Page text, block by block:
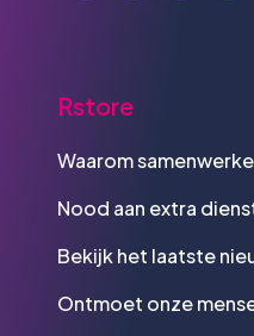
Rstore
Waarom
Nood aan extra
Bekijk het laatste
Ontmoet onze